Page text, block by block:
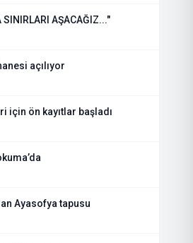
SINIRLARI AŞACAĞIZ..."
açılıyor
için ön kayıtlar başladı
Ayasofya tapusu